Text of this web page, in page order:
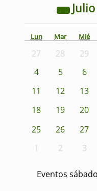
Julio
Lun Mar Mié
27 28 29
4
5 6
11
12 13
18
19 20
25
26 27
1
2 3
Eventos